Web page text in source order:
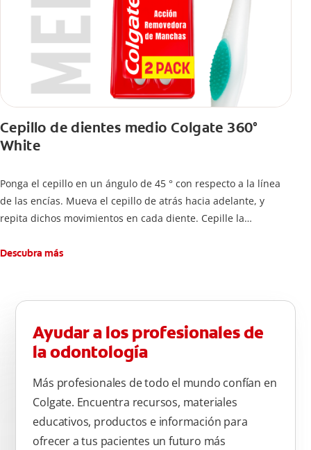
Cepillo de dientes medio Colgate 360°
White
Ponga el cepillo en un ángulo de 45 ° con respecto a la línea
de las encías. Mueva el cepillo de atrás hacia adelante, y
repita dichos movimientos en cada diente. Cepille la
atrás hacia adelante. Cepille la superficie masticatoria (parte
atrás, arriba y abajo, en la parte superior e inferior. No se
olvide de cepillar la lengua para quitar el mal olor causado
por las bacterias.
Descubra más
Ayudar a los profesionales de
la odontología
Más profesionales de todo el mundo confían en
Colgate. Encuentra recursos, materiales
educativos, productos e información para
ofrecer a tus pacientes un futuro más